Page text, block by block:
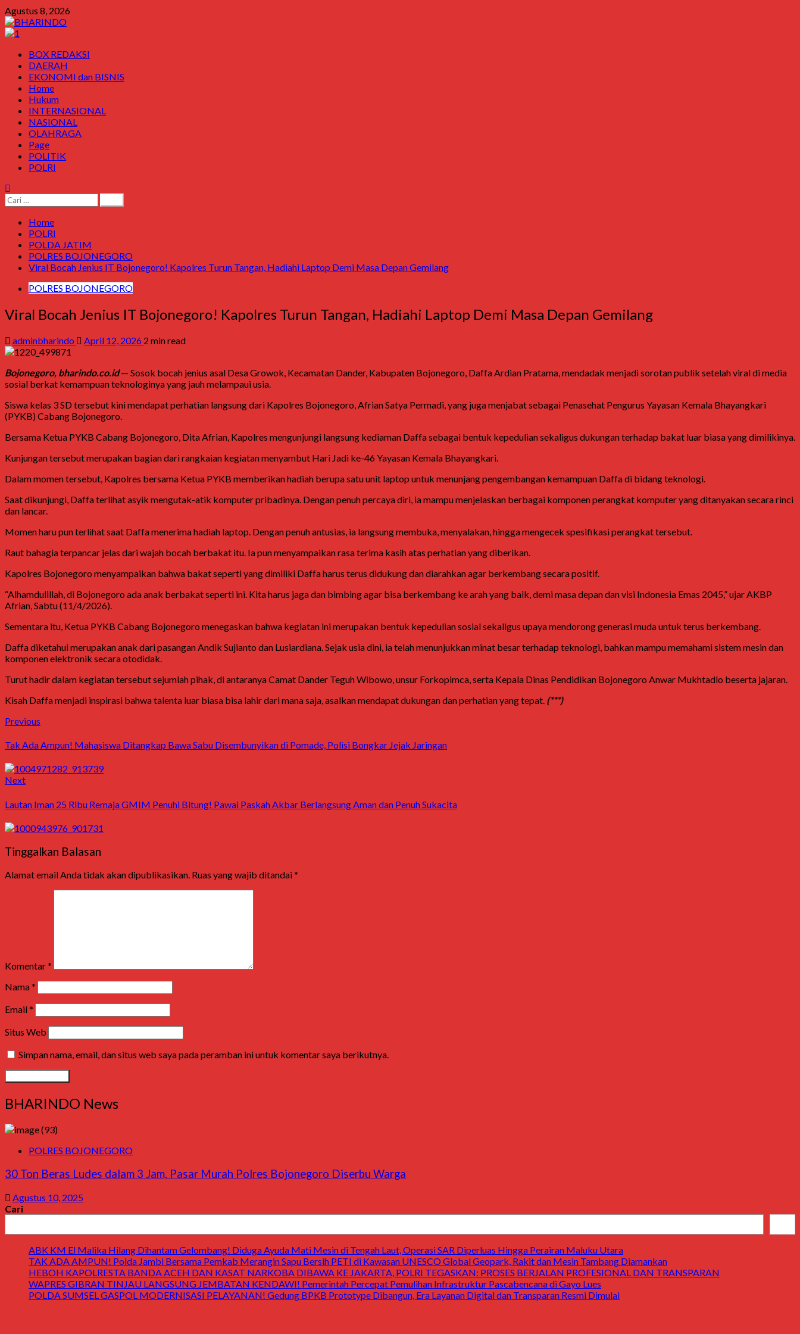
Skip
to
content
Agustus 8, 2026
Primary
Menu
BOX REDAKSI
DAERAH
EKONOMI dan BISNIS
Home
Hukum
INTERNASIONAL
NASIONAL
OLAHRAGA
Page
POLITIK
POLRI
Cari
untuk:
Home
POLRI
POLDA JATIM
POLRES BOJONEGORO
Viral Bocah Jenius IT Bojonegoro! Kapolres Turun Tangan, Hadiahi Laptop Demi Masa Depan Gemilang
POLRES BOJONEGORO
Viral Bocah Jenius IT Bojonegoro! Kapolres Turun Tangan, Hadiahi Laptop Demi Masa Depan Gemilang
adminbharindo April 12, 2026 2 min read
Bojonegoro, bharindo.co.id— Sosok bocah jenius asal Desa Growok, Kecamatan Dander, Kabupaten Bojonegoro, Daffa Ardian Pratama, mendadak menjadi sorotan publik setelah viral di media
sosial berkat kemampuan teknologinya yang jauh melampaui usia.
Siswa kelas 3 SD tersebut kini mendapat perhatian langsung dari Kapolres Bojonegoro,Afrian Satya Permadi, yang juga menjabat sebagai Penasehat Pengurus Yayasan Kemala Bhayangkari
(PYKB) Cabang Bojonegoro.
Bersama Ketua PYKB Cabang Bojonegoro, Dita Afrian, Kapolres mengunjungi langsung kediaman Daffa sebagai bentuk kepedulian sekaligus dukungan terhadap bakat luar biasa yang dimilikinya.
Kunjungan tersebut merupakan bagian dari rangkaian kegiatan menyambut Hari Jadi ke-46 Yayasan Kemala Bhayangkari.
Dalam momen tersebut, Kapolres bersama Ketua PYKB memberikan hadiah berupa satu unit laptop untuk menunjang pengembangan kemampuan Daffa di bidang teknologi.
Saat dikunjungi, Daffa terlihat asyik mengutak-atik komputer pribadinya. Dengan penuh percaya diri, ia mampu menjelaskan berbagai komponen perangkat komputer yang ditanyakan secara rinci
dan lancar.
Momen haru pun terlihat saat Daffa menerima hadiah laptop. Dengan penuh antusias, ia langsung membuka, menyalakan, hingga mengecek spesifikasi perangkat tersebut.
Raut bahagia terpancar jelas dari wajah bocah berbakat itu. Ia pun menyampaikan rasa terima kasih atas perhatian yang diberikan.
Kapolres Bojonegoro menyampaikan bahwa bakat seperti yang dimiliki Daffa harus terus didukung dan diarahkan agar berkembang secara positif.
“Alhamdulillah, di Bojonegoro ada anak berbakat seperti ini. Kita harus jaga dan bimbing agar bisa berkembang ke arah yang baik, demi masa depan dan visi Indonesia Emas 2045,” ujar AKBP
Afrian, Sabtu (11/4/2026).
Sementara itu, Ketua PYKB Cabang Bojonegoro menegaskan bahwa kegiatan ini merupakan bentuk kepedulian sosial sekaligus upaya mendorong generasi muda untuk terus berkembang.
Daffa diketahui merupakan anak dari pasangan Andik Sujianto dan Lusiardiana. Sejak usia dini, ia telah menunjukkan minat besar terhadap teknologi, bahkan mampu memahami sistem mesin dan
komponen elektronik secara otodidak.
Turut hadir dalam kegiatan tersebut sejumlah pihak, di antaranya Camat Dander Teguh Wibowo, unsur Forkopimca, serta Kepala Dinas Pendidikan Bojonegoro Anwar Mukhtadlo beserta jajaran.
Kisah Daffa menjadi inspirasi bahwa talenta luar biasa bisa lahir dari mana saja, asalkan mendapat dukungan dan perhatian yang tepat. (***)
Post
navigation
Previous
Tak Ada Ampun! Mahasiswa Ditangkap Bawa Sabu Disembunyikan di Pomade, Polisi Bongkar Jejak Jaringan
NextNext
Lautan Iman 25 Ribu Remaja GMIM Penuhi Bitung! Pawai Paskah Akbar Berlangsung Aman dan Penuh Sukacita
Tinggalkan Balasan
Alamat email Anda tidak akan dipublikasikan. Ruas yang wajib ditandai*
Komentar*
Nama*
Email*
Situs Web
Simpan nama, email, dan situs web saya pada peramban ini untuk komentar saya berikutnya.
BHARINDO News
POLRES BOJONEGORO
30 Ton Beras Ludes dalam 3 Jam, Pasar Murah Polres Bojonegoro Diserbu Warga
Agustus 10, 2025
Cari
ABK KM El Malika Hilang Dihantam Gelombang! Diduga Ayuda Mati Mesin di Tengah Laut, Operasi SAR Diperluas Hingga Perairan Maluku Utara
TAK ADA AMPUN! Polda Jambi Bersama Pemkab Merangin Sapu Bersih PETI di Kawasan UNESCO Global Geopark, Rakit dan Mesin Tambang Diamankan
HEBOH KAPOLRESTA BANDA ACEH DAN KASAT NARKOBA DIBAWA KE JAKARTA, POLRI TEGASKAN: PROSES BERJALAN PROFESIONAL DAN TRANSPARAN
WAPRES GIBRAN TINJAU LANGSUNG JEMBATAN KENDAWI! Pemerintah Percepat Pemulihan Infrastruktur Pascabencana di Gayo Lues
POLDA SUMSEL GASPOL MODERNISASI PELAYANAN! Gedung BPKB Prototype Dibangun, Era Layanan Digital dan Transparan Resmi Dimulai